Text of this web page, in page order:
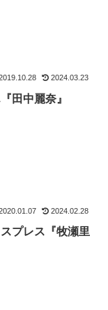
2024.03.23
田中麗奈』
2024.02.28
プレス『牧瀬里